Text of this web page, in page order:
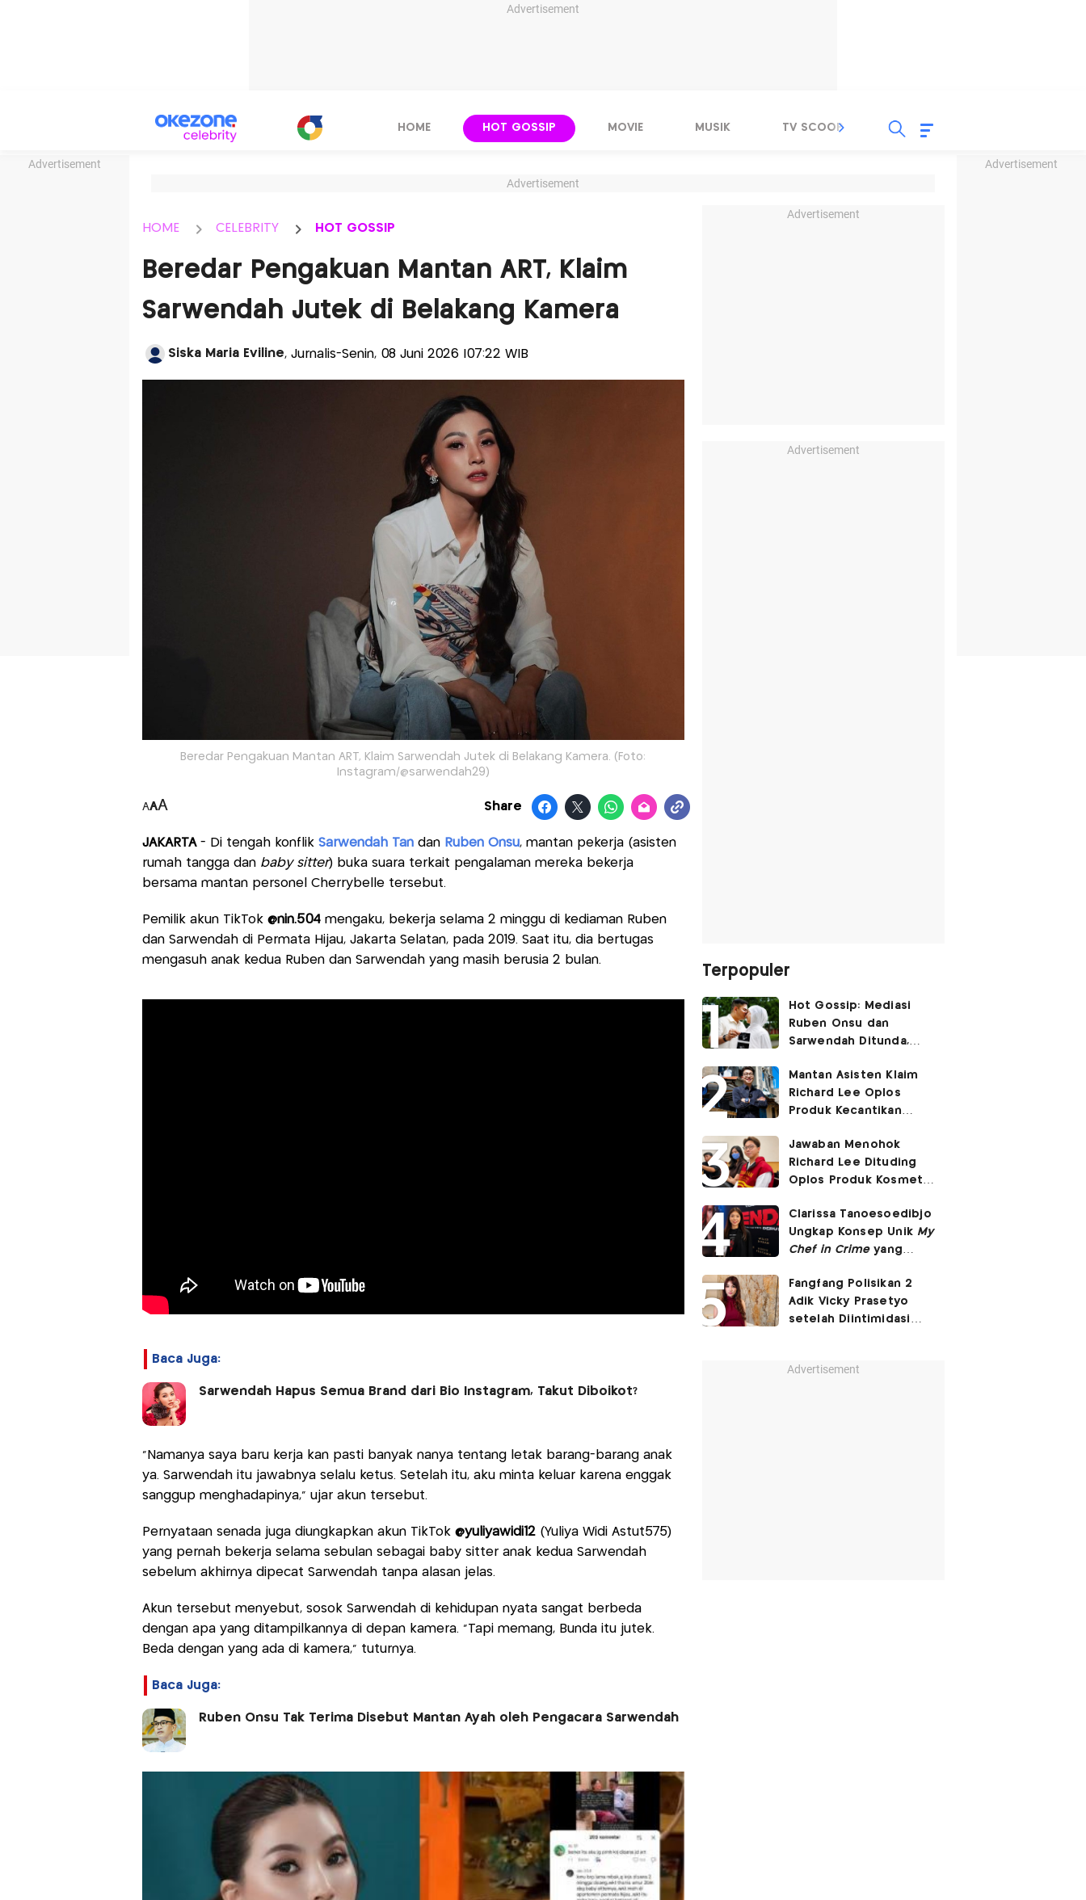
Advertisement
Advertisement Advertisement
HOME HOT GOSSIP MOVIE MUSIK TV SCOOP LIRIK
Advertisement
HOME CELEBRITY HOT GOSSIP
Beredar Pengakuan Mantan ART, Klaim
Sarwendah Jutek di Belakang Kamera
Siska Maria Eviline, Jurnalis-Senin, 08 Juni 2026 |07:22 WIB
Beredar Pengakuan Mantan ART, Klaim Sarwendah Jutek di Belakang Kamera. (Foto:
Instagram/@sarwendah29)
AAA Share
JAKARTA - Di tengah konflik Sarwendah Tandan Ruben Onsu, mantan pekerja (asisten
rumah tangga dan baby sitter) buka suara terkait pengalaman mereka bekerja
bersama mantan personel Cherrybelle tersebut.
Pemilik akun TikTok @nin.504mengaku, bekerja selama 2 minggu di kediaman Ruben
dan Sarwendah di Permata Hijau, Jakarta Selatan, pada 2019. Saat itu, dia bertugas
mengasuh anak kedua Ruben dan Sarwendah yang masih berusia 2 bulan.
Baca Juga:
Sarwendah Hapus Semua Brand dari Bio Instagram, Takut Diboikot?
"Namanya saya baru kerja kan pasti banyak nanya tentang letak barang-barang anak
ya. Sarwendah itu jawabnya selalu ketus. Setelah itu, aku minta keluar karena enggak
sanggup menghadapinya," ujar akun tersebut.
Pernyataan senada juga diungkapkan akun TikTok @yuliyawidi12(Yuliya Widi Astut575)
yang pernah bekerja selama sebulan sebagai baby sitter anak kedua Sarwendah
sebelum akhirnya dipecat Sarwendah tanpa alasan jelas.
Akun tersebut menyebut, sosok Sarwendah di kehidupan nyata sangat berbeda
dengan apa yang ditampilkannya di depan kamera. "Tapi memang, Bunda itu jutek.
Beda dengan yang ada di kamera," tuturnya.
Baca Juga:
Ruben Onsu Tak Terima Disebut Mantan Ayah oleh Pengacara Sarwendah
Advertisement
Advertisement
Terpopuler
Hot Gossip: Mediasi
Ruben Onsu dan
Sarwendah Ditunda,
Ketiga
Mantan Asisten Klaim
Richard Lee Oplos
Produk Kecantikan
ke Ani-Ani
Jawaban Menohok
Richard Lee Dituding
Oplos Produk Kosmetik
Clarissa Tanoesoedibjo
Ungkap Konsep Unik My
Chef in Crimeyang
Lain
Fangfang Polisikan 2
Adik Vicky Prasetyo
setelah Diintimidasi
Advertisement